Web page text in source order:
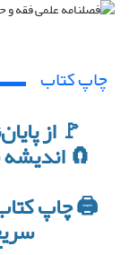
چاپ کتاب
🚩 از
🧲 اندیشه
🖨 چاپ